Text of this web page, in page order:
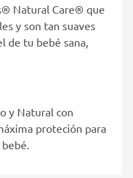
Natural Care® que
y son tan suaves
de tu bebé sana,
y Natural con
proteción para